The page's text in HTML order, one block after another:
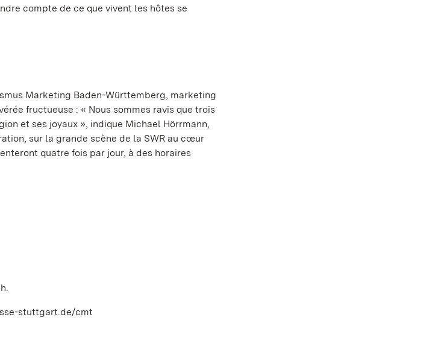
compte de ce que vivent les hôtes se
Marketing Baden-Württemberg, marketing
fructueuse : « Nous sommes ravis que trois
et ses joyaux », indique Michael Hörrmann,
sur la grande scène de la SWR au cœur
quatre fois par jour, à des horaires
stuttgart.de/cmt